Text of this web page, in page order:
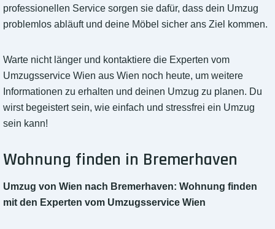
professionellen Service sorgen sie dafür, dass dein Umzug
problemlos abläuft und deine Möbel sicher ans Ziel kommen.
Warte nicht länger und kontaktiere die Experten vom
Umzugsservice Wien aus Wien noch heute, um weitere
Informationen zu erhalten und deinen Umzug zu planen. Du
wirst begeistert sein, wie einfach und stressfrei ein Umzug
sein kann!
Wohnung finden in Bremerhaven
Umzug von Wien nach Bremerhaven: Wohnung finden
mit den Experten vom Umzugsservice Wien